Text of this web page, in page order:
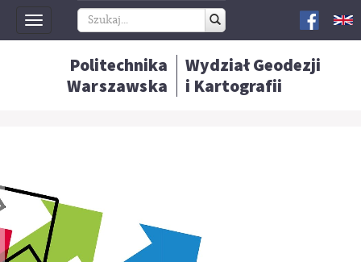
Toggle
navigation
Politechnika
Warszawska
Wydział Geodezji
i Kartografii